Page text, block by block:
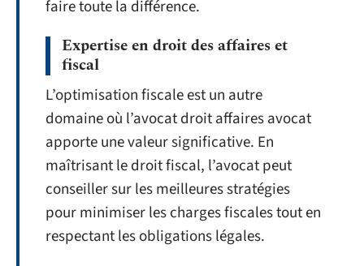
faire toute la différence.
Expertise en droit des affaires et
fiscal
L’optimisation fiscale est un autre
domaine où l’avocat droit affaires avocat
apporte une valeur significative. En
maîtrisant le droit fiscal, l’avocat peut
conseiller sur les meilleures stratégies
pour minimiser les charges fiscales tout en
respectant les obligations légales.